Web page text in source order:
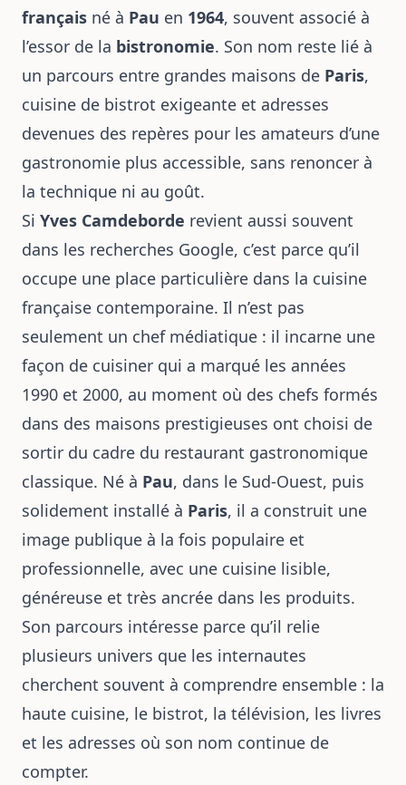
français né à Pau en 1964, souvent associé à
l’essor de la bistronomie. Son nom reste lié à
un parcours entre grandes maisons de Paris,
cuisine de bistrot exigeante et adresses
devenues des repères pour les amateurs d’une
gastronomie plus accessible, sans renoncer à
la technique ni au goût.
Si Yves Camdeborde revient aussi souvent
dans les recherches Google, c’est parce qu’il
occupe une place particulière dans la cuisine
française contemporaine. Il n’est pas
seulement un chef médiatique : il incarne une
façon de cuisiner qui a marqué les années
1990 et 2000, au moment où des chefs formés
dans des maisons prestigieuses ont choisi de
sortir du cadre du restaurant gastronomique
classique. Né à Pau, dans le Sud-Ouest, puis
solidement installé à Paris, il a construit une
image publique à la fois populaire et
professionnelle, avec une cuisine lisible,
généreuse et très ancrée dans les produits.
Son parcours intéresse parce qu’il relie
plusieurs univers que les internautes
cherchent souvent à comprendre ensemble : la
haute cuisine, le bistrot, la télévision, les livres
et les adresses où son nom continue de
compter.